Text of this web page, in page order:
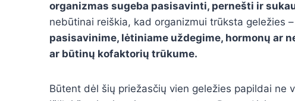
organizmas sugeba pasisavinti, pernešti ir
nebūtinai reiškia, kad organizmui trūksta geležies
pasisavinime, lėtiniame uždegime, hormonų ar
ar būtinų kofaktorių trūkume.
Būtent dėl šių priežasčių vien geležies papildai